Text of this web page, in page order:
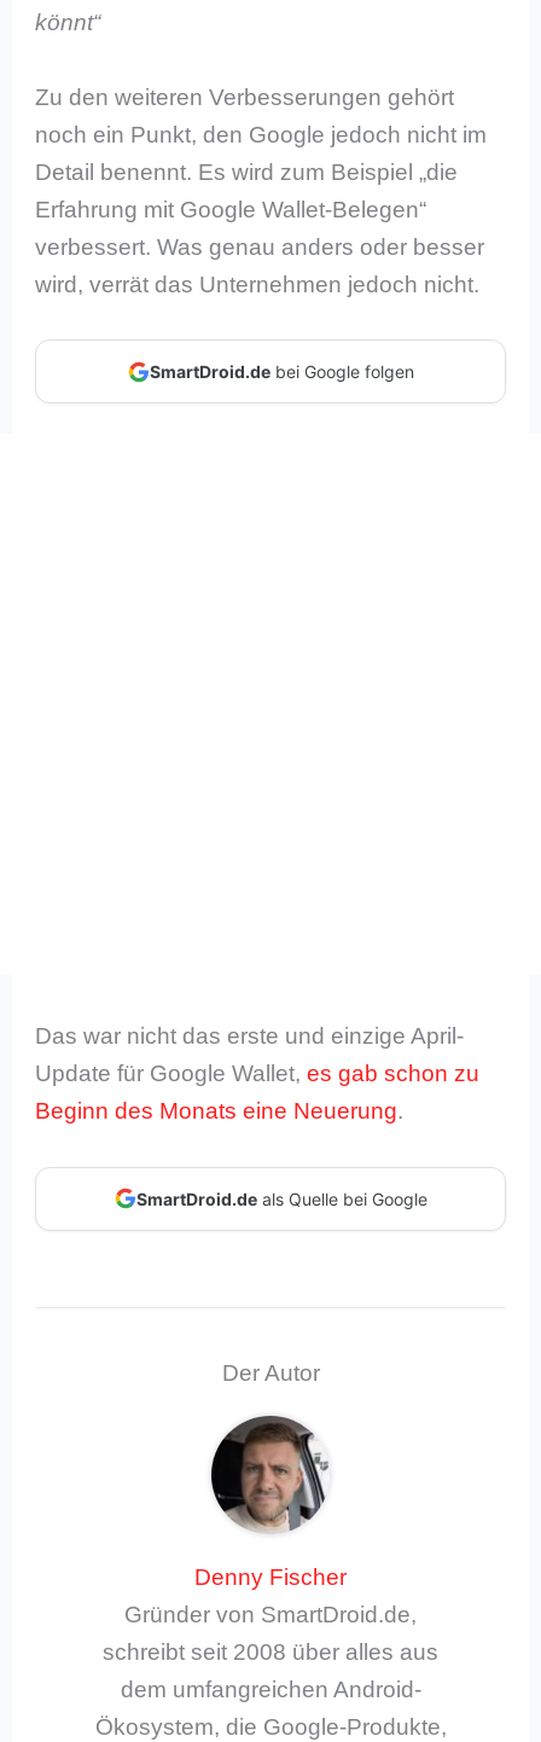
könnt“
Zu den weiteren Verbesserungen gehört
noch ein Punkt, den Google jedoch nicht im
Detail benennt. Es wird zum Beispiel „die
Erfahrung mit Google Wallet-Belegen“
verbessert. Was genau anders oder besser
wird, verrät das Unternehmen jedoch nicht.
SmartDroid.debei Google folgen
Das war nicht das erste und einzige April-
Update für Google Wallet,es gab schon zu
Beginn des Monats eine Neuerung.
SmartDroid.deals Quelle bei Google
Der Autor
Denny Fischer
Gründer von SmartDroid.de,
schreibt seit 2008 über alles aus
dem umfangreichen Android-
Ökosystem, die Google-Produkte,